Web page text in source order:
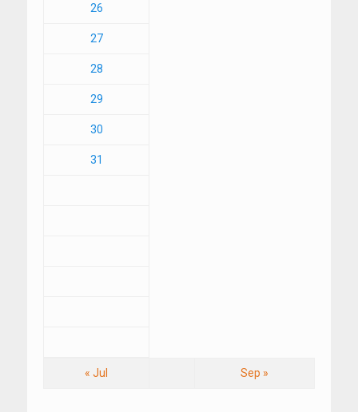
26
27
28
29
30
31
« Jul Sep »